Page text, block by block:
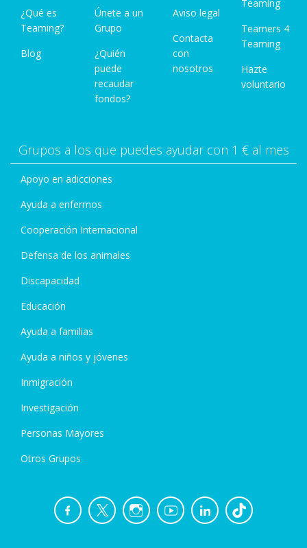
¿Qué es
Teaming?
Blog
Únete a un
Grupo
¿Quién
puede
recaudar
fondos?
Aviso legal
Contacta
con
nosotros
Teaming
Teamers 4
Teaming
Hazte
voluntario
Grupos a los que puedes ayudar con 1 € al mes
Apoyo en adicciones
Ayuda a enfermos
Cooperación Internacional
Defensa de los animales
Discapacidad
Educación
Ayuda a familias
Ayuda a niños y jóvenes
Inmigración
Investigación
Personas Mayores
Otros Grupos